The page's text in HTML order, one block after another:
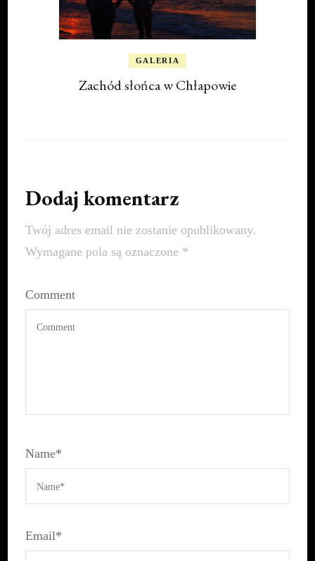
GALERIA
Zachód słońca w Chłapowie
Dodaj komentarz
Twój adres email nie zostanie opublikowany.
Wymagane pola są oznaczone *
Comment
Name*
Email*